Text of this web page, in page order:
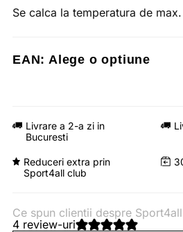
Se calca la temperatura de max.
EAN: Alege o optiune
Livrare a 2-a zi in
Bucuresti
Reduceri extra prin
Sport4all club
Ce spun clientii despre Sport4all
4 review-uri